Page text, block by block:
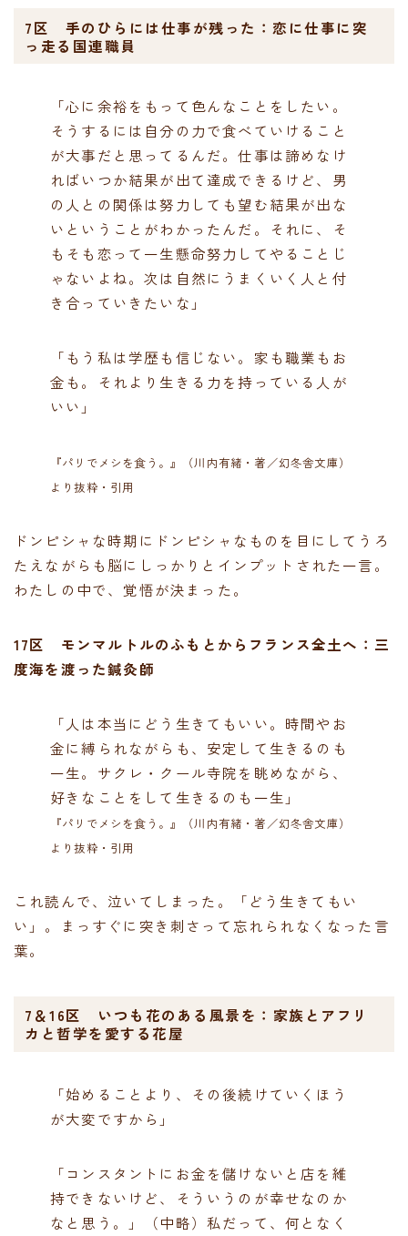
7区 手のひらには仕事が残った：恋に仕事に突
っ走る国連職員
「心に余裕をもって色んなことをしたい。
そうするには自分の力で食べていけること
が大事だと思ってるんだ。仕事は諦めなけ
ればいつか結果が出て達成できるけど、男
の人との関係は努力しても望む結果が出な
いということがわかったんだ。それに、そ
もそも恋って一生懸命努力してやることじ
ゃないよね。次は自然にうまくいく人と付
き合っていきたいな」
「もう私は学歴も信じない。家も職業もお
金も。それより生きる力を持っている人が
いい」
『パリでメシを食う。』（川内有緒・著／幻冬舎文庫）
より抜粋・引用
ドンピシャな時期にドンピシャなものを目にしてうろ
たえながらも脳にしっかりとインプットされた一言。
わたしの中で、覚悟が決まった。
17区 モンマルトルのふもとからフランス全土へ：三
度海を渡った鍼灸師
「人は本当にどう生きてもいい。時間やお
金に縛られながらも、安定して生きるのも
一生。サクレ・クール寺院を眺めながら、
好きなことをして生きるのも一生」
『パリでメシを食う。』（川内有緒・著／幻冬舎文庫）
より抜粋・引用
これ読んで、泣いてしまった。「どう生きてもい
い」。まっすぐに突き刺さって忘れられなくなった言
葉。
7＆16区 いつも花のある風景を：家族とアフリ
カと哲学を愛する花屋
「始めることより、その後続けていくほう
が大変ですから」
「コンスタントにお金を儲けないと店を維
持できないけど、そういうのが幸せなのか
なと思う。」（中略）私だって、何となく